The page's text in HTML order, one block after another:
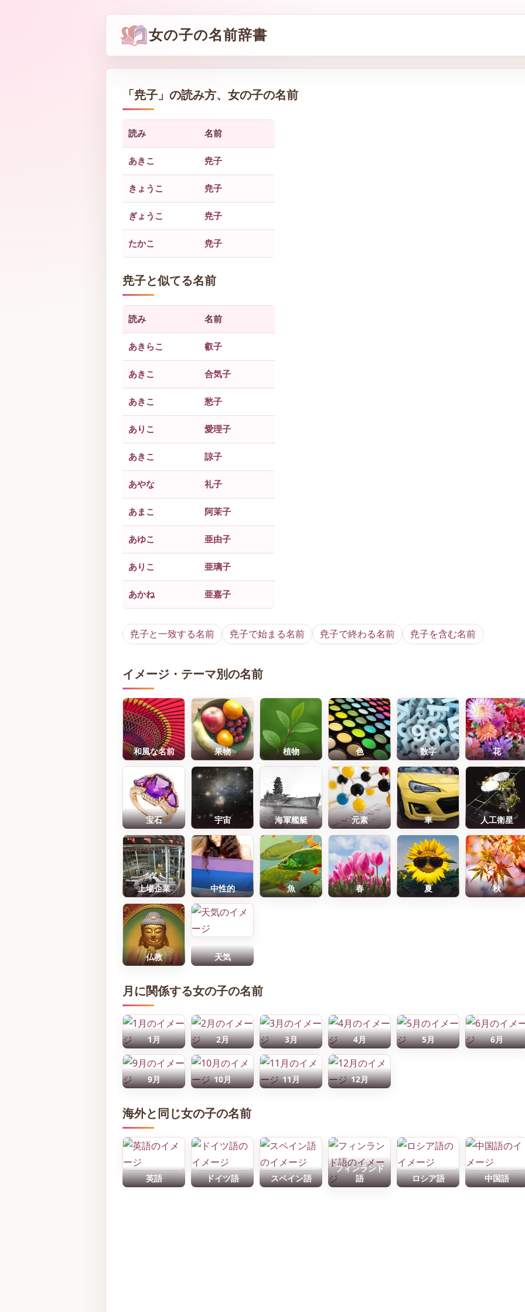
女の子の名前辞書
「尭子 」の読み方、女の子の名前
読み 名前
あきこ 尭子
きょうこ 尭子
ぎょうこ 尭子
たかこ 尭子
尭子と似てる名前
読み 名前
あきらこ 叡子
あきこ 合気子
あきこ 愁子
ありこ 愛理子
あきこ 諒子
あやな 礼子
あまこ 阿茉子
あゆこ 亜由子
ありこ 亜璃子
あかね 亜嘉子
尭子と一致する名前 尭子で始まる名前 尭子で終わる名前 尭子を含む名前
イメージ・テーマ別の名前
和風な名前 果物 植物 色 数字 花
宝石 宇宙 海軍艦艇 元素 車 人工衛星
上場企業 中性的 魚 春 夏 秋
仏教 天気
月に関係する女の子の名前
1月 2月 3月 4月 5月 6月
9月 10月 11月 12月
海外と同じ女の子の名前
英語 ドイツ語 スペイン語
フィンランド
語
ロシア語 中国語